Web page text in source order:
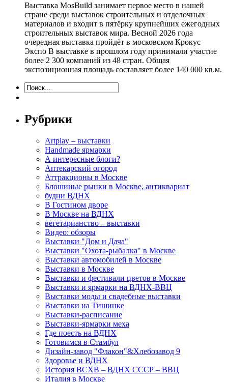
Выставка MosBuild занимает первое место в нашей
стране среди выставок строительных и отделочных
материалов и входит в пятёрку крупнейших ежегодных
строительных выставок мира. Весной 2026 года
очередная выставка пройдёт в московском Крокус
Экспо В выставке в прошлом году принимали участие
более 2 300 компаний из 48 стран. Общая
экспозиционная площадь составляет более 140 000 кв.м.
Рубрики
Artplay – выставки
Handmade ярмарки
А интересные блоги?
Аптекарский огород
Аттракционы в Москве
Блошиные рынки в Москве, антиквариат
будни ВДНХ
В Гостином дворе
В Москве на ВДНХ
вегетарианство – выставки
Видео: обзоры
Выставки "Дом и Дача"
Выставки "Охота-рыбалка" в Москве
Выставки автомобилей в Москве
Выставки в Москве
Выставки и фестивали цветов в Москве
Выставки и ярмарки на ВДНХ-ВВЦ
Выставки моды и свадебные выставки
Выставки на Тишинке
Выставки-расписание
Выставки-ярмарки меха
Где поесть на ВДНХ
Готовимся в Стамбул
Дизайн-завод "Флакон"&Хлебозавод 9
Здоровье и ВДНХ
История ВСХВ – ВДНХ СССР – ВВЦ
Италия в Москве